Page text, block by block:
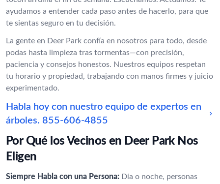
ayudamos a entender cada paso antes de hacerlo, para que
te sientas seguro en tu decisión.
La gente en Deer Park confía en nosotros para todo, desde
podas hasta limpieza tras tormentas—con precisión,
paciencia y consejos honestos. Nuestros equipos respetan
tu horario y propiedad, trabajando con manos firmes y juicio
experimentado.
Habla hoy con nuestro equipo de expertos en
árboles. 855-606-4855
Por Qué los Vecinos en Deer Park Nos
Eligen
Siempre Habla con una Persona: Día o noche, personas